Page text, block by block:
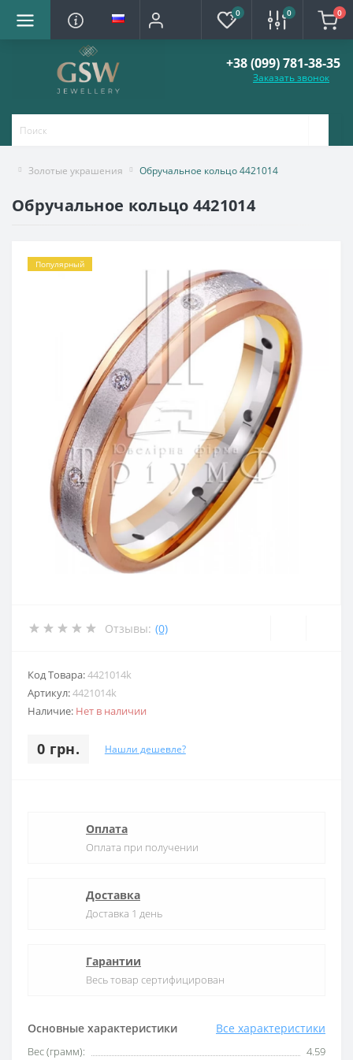
0 0 0
+38 (099) 781-38-35
Заказать звонок
Золотые украшения Обручальное кольцо 4421014
Обручальное кольцо 4421014
Популярный
Отзывы: (0)
Код Товара:4421014k
Артикул:4421014k
Наличие: Нет в наличии
0 грн. Нашли дешевле?
Основные характеристики Все характеристики
Вес (грамм):
4.59
Оплата
Оплата при получении
Доставка
Доставка 1 день
Гарантии
Весь товар сертифицирован